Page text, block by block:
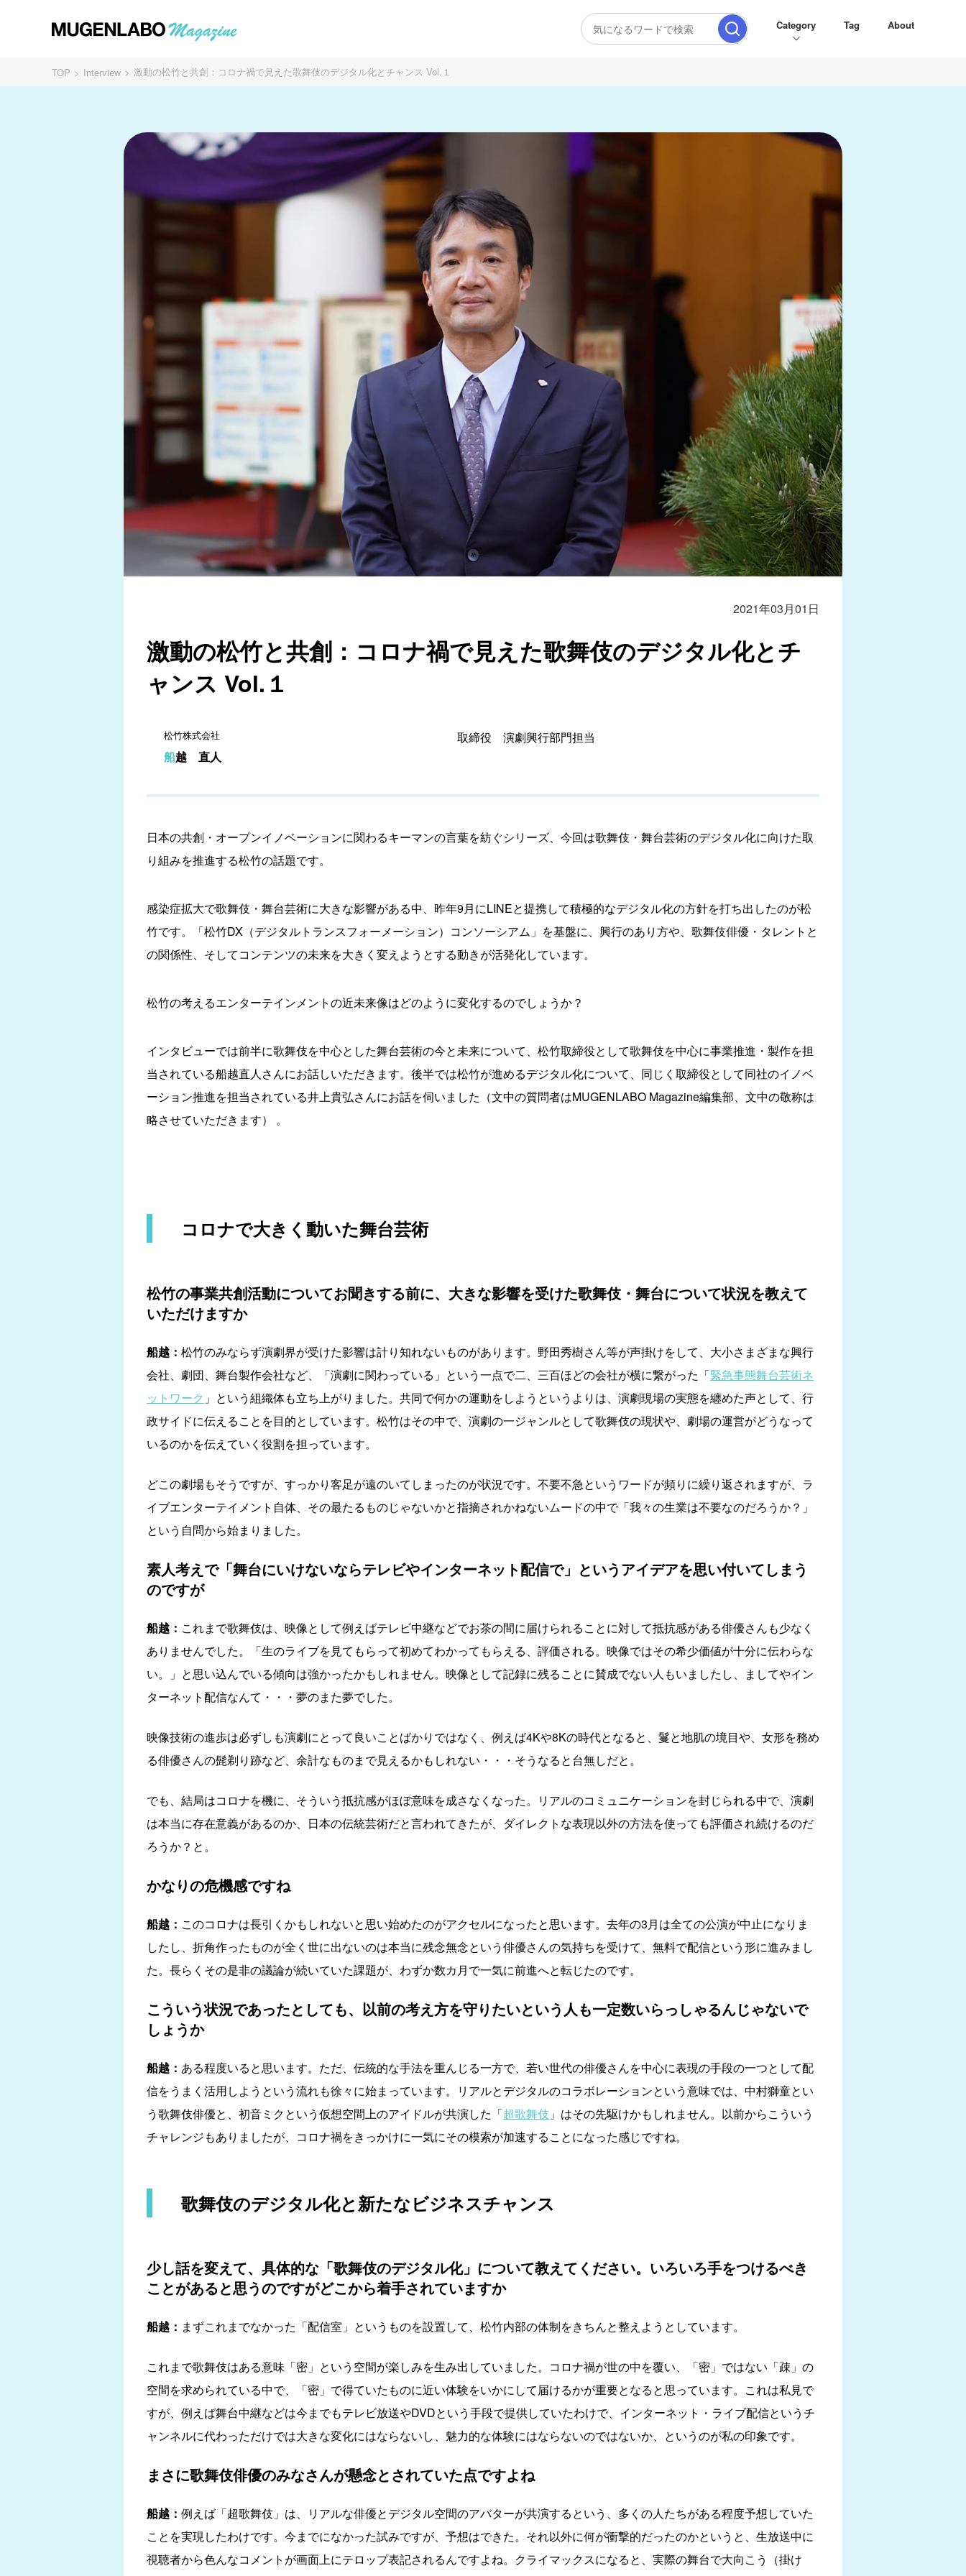
Category Tag About
TOP Interview 激動の松竹と共創：コロナ禍で見えた歌舞伎のデジタル化とチャンス Vol.１
2021年03月01日
激動の松竹と共創：コロナ禍で見えた歌舞伎のデジタル化とチ
ャンス Vol.１
松竹株式会社
船越 直人
取締役 演劇興行部門担当
日本の共創・オープンイノベーションに関わるキーマンの言葉を紡ぐシリーズ、今回は歌舞伎・舞台芸術のデジタル化に向けた取
り組みを推進する松竹の話題です。
感染症拡大で歌舞伎・舞台芸術に大きな影響がある中、昨年9月にLINEと提携して積極的なデジタル化の方針を打ち出したのが松
竹です。「松竹DX（デジタルトランスフォーメーション）コンソーシアム」を基盤に、興行のあり方や、歌舞伎俳優・タレントと
の関係性、そしてコンテンツの未来を大きく変えようとする動きが活発化しています。
松竹の考えるエンターテインメントの近未来像はどのように変化するのでしょうか？
インタビューでは前半に歌舞伎を中心とした舞台芸術の今と未来について、松竹取締役として歌舞伎を中心に事業推進・製作を担
当されている船越直人さんにお話しいただきます。後半では松竹が進めるデジタル化について、同じく取締役として同社のイノベ
ーション推進を担当されている井上貴弘さんにお話を伺いました（文中の質問者はMUGENLABO Magazine編集部、文中の敬称は
略させていただきます） 。
コロナで大きく動いた舞台芸術
松竹の事業共創活動についてお聞きする前に、大きな影響を受けた歌舞伎・舞台について状況を教えて
いただけますか
船越： 松竹のみならず演劇界が受けた影響は計り知れないものがあります。野田秀樹さん等が声掛けをして、大小さまざまな興行
会社、劇団、舞台製作会社など、「演劇に関わっている」という一点で二、三百ほどの会社が横に繋がった「緊急事態舞台芸術ネ
ットワーク 」という組織体も立ち上がりました。共同で何かの運動をしようというよりは、演劇現場の実態を纏めた声として、行
政サイドに伝えることを目的としています。松竹はその中で、演劇の一ジャンルとして歌舞伎の現状や、劇場の運営がどうなって
いるのかを伝えていく役割を担っています。
どこの劇場もそうですが、すっかり客足が遠のいてしまったのが状況です。不要不急というワードが頻りに繰り返されますが、ラ
イブエンターテイメント自体、その最たるものじゃないかと指摘されかねないムードの中で「我々の生業は不要なのだろうか？」
という自問から始まりました。
素人考えで「舞台にいけないならテレビやインターネット配信で」というアイデアを思い付いてしまう
のですが
船越： これまで歌舞伎は、映像として例えばテレビ中継などでお茶の間に届けられることに対して抵抗感がある俳優さんも少なく
ありませんでした。「生のライブを見てもらって初めてわかってもらえる、評価される。映像ではその希少価値が十分に伝わらな
い。」と思い込んでいる傾向は強かったかもしれません。映像として記録に残ることに賛成でない人もいましたし、ましてやイン
ターネット配信なんて・・・夢のまた夢でした。
映像技術の進歩は必ずしも演劇にとって良いことばかりではなく、例えば4Kや8Kの時代となると、鬘と地肌の境目や、女形を務め
る俳優さんの髭剃り跡など、余計なものまで見えるかもしれない・・・そうなると台無しだと。
でも、結局はコロナを機に、そういう抵抗感がほぼ意味を成さなくなった。リアルのコミュニケーションを封じられる中で、演劇
は本当に存在意義があるのか、日本の伝統芸術だと言われてきたが、ダイレクトな表現以外の方法を使っても評価され続けるのだ
ろうか？と。
かなりの危機感ですね
船越： このコロナは長引くかもしれないと思い始めたのがアクセルになったと思います。去年の3月は全ての公演が中止になりま
したし、折角作ったものが全く世に出ないのは本当に残念無念という俳優さんの気持ちを受けて、無料で配信という形に進みまし
た。長らくその是非の議論が続いていた課題が、わずか数カ月で一気に前進へと転じたのです。
こういう状況であったとしても、以前の考え方を守りたいという人も一定数いらっしゃるんじゃないで
しょうか
船越： ある程度いると思います。ただ、伝統的な手法を重んじる一方で、若い世代の俳優さんを中心に表現の手段の一つとして配
信をうまく活用しようという流れも徐々に始まっています。リアルとデジタルのコラボレーションという意味では、中村獅童とい
う歌舞伎俳優と、初音ミクという仮想空間上のアイドルが共演した「超歌舞伎 」はその先駆けかもしれません。以前からこういう
チャレンジもありましたが、コロナ禍をきっかけに一気にその模索が加速することになった感じですね。
歌舞伎のデジタル化と新たなビジネスチャンス
少し話を変えて、具体的な「歌舞伎のデジタル化」について教えてください。いろいろ手をつけるべき
ことがあると思うのですがどこから着手されていますか
船越： まずこれまでなかった「配信室」というものを設置して、松竹内部の体制をきちんと整えようとしています。
これまで歌舞伎はある意味「密」という空間が楽しみを生み出していました。コロナ禍が世の中を覆い、「密」ではない「疎」の
空間を求められている中で、「密」で得ていたものに近い体験をいかにして届けるかが重要となると思っています。これは私見で
すが、例えば舞台中継などは今までもテレビ放送やDVDという手段で提供していたわけで、インターネット・ライブ配信というチ
ャンネルに代わっただけでは大きな変化にはならないし、魅力的な体験にはならないのではないか、というのが私の印象です。
まさに歌舞伎俳優のみなさんが懸念とされていた点ですよね
船越： 例えば「超歌舞伎」は、リアルな俳優とデジタル空間のアバターが共演するという、多くの人たちがある程度予想していた
ことを実現したわけです。今までになかった試みですが、予想はできた。それ以外に何が衝撃的だったのかというと、生放送中に
視聴者から色んなコメントが画面上にテロップ表記されるんですよね。クライマックスになると、実際の舞台で大向こう（掛け